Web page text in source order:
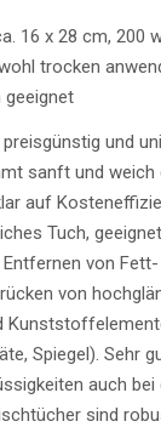
16 x 28 cm, 200
trocken
geeignet
und
sanft und weich
auf
Tuch,
von
von
Spiegel). Sehr
auch bei
sind